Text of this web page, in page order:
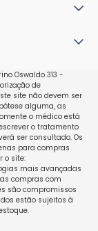
Oswaldo 313 -
de
site não devem ser
alguma, as
o médico está
o tratamento
ser consultado. Os
para compras
o site:
mais avançadas
compras com
são compromissos
estão sujeitos à